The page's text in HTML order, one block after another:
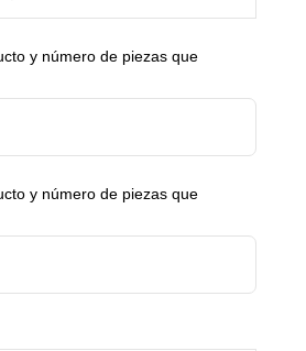
y número de piezas que
y número de piezas que